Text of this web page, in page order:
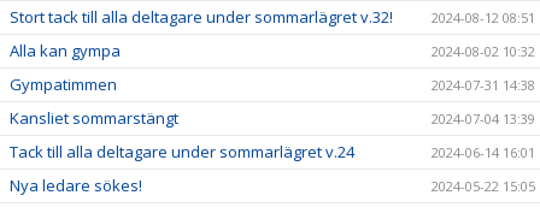
Stort tack till alla deltagare under sommarlägret v.32! 2024-08-12 08:51
Alla kan gympa 2024-08-02 10:32
Gympatimmen 2024-07-31 14:38
Kansliet sommarstängt 2024-07-04 13:39
Tack till alla deltagare under sommarlägret v.24 2024-06-14 16:01
Nya ledare sökes! 2024-05-22 15:05